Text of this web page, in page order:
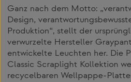
Ganz nach dem Motto:
Design,
Produktion“, stellt der
verwurzelte Hersteller
entwickelte Leuchten her. Die
Classic Scraplight Kollektion
recycelbaren Wellpappe-